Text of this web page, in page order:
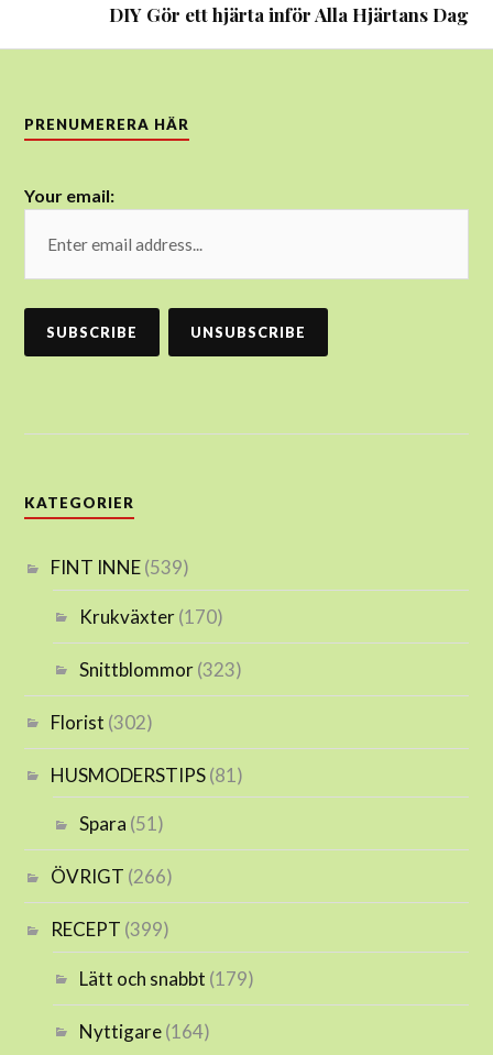
DIY Gör ett hjärta inför Alla Hjärtans Dag
PRENUMERERA HÄR
Your email:
KATEGORIER
FINT INNE(539)
Krukväxter(170)
Snittblommor(323)
Florist (302)
HUSMODERSTIPS(81)
Spara (51)
ÖVRIGT (266)
RECEPT (399)
Lätt och snabbt (179)
Nyttigare(164)